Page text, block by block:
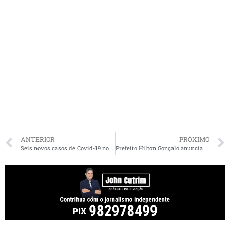
ANTERIOR
Seis novos casos de Covid-19 no Maranhão
PRÓXIMO
Prefeito Hilton Gonçalo anuncia aquisição de testes para diagnósticos do coronavírus